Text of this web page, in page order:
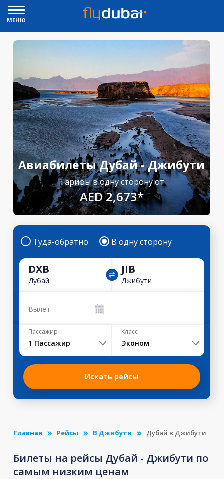
МЕНЮ
Авиабилеты Дубай - Джибути
Тарифы в одну сторону от
AED 2,673*
Туда-обратно В одну сторону
DXB
Дубай
JIB
Джибути
Вылет
Пассажир
1 Пассажир
Класс
Эконом
Искать рейсы
Главная Рейсы В Джибути Дубай в Джибути
Билеты на рейсы Дубай - Джибути по
самым низким ценам